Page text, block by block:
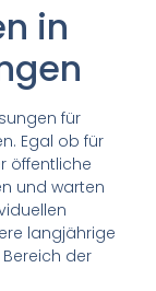
in
für
Egal ob für
öffentliche
und warten
langjährige
der